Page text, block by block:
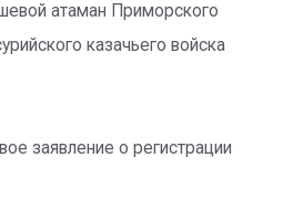
атаман Приморского
казачьего войска
заявление о регистрации